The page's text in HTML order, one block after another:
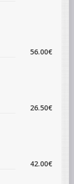
56.00€
26.50€
42.00€